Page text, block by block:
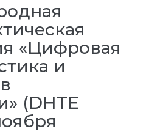
«Цифровая
и
(DHTE